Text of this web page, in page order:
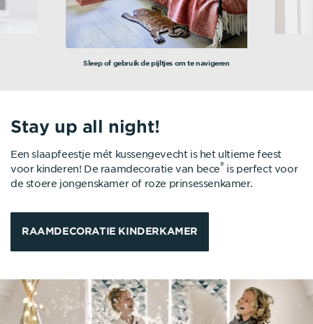
Sleep of gebruik de pijltjes om te navigeren
Stay up all night!
Een slaapfeestje mét kussengevecht is het ultieme feest
voor kinderen! De raamdecoratie van bece® is perfect voor
de stoere jongenskamer of roze prinsessenkamer.
RAAMDECORATIE KINDERKAMER